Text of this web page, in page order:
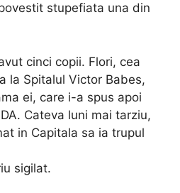
stupefiata una din
cinci copii. Flori, cea
la Spitalul Victor Babes,
ei, care i-a spus apoi
Cateva luni mai tarziu,
in Capitala sa ia trupul
sigilat.